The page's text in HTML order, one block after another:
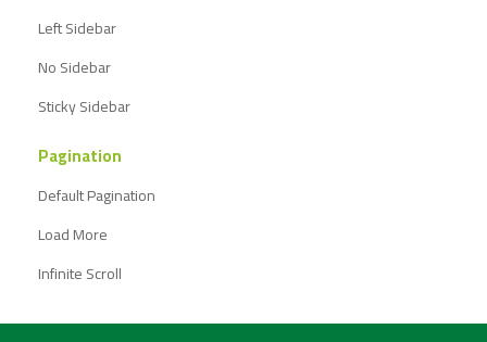
Left Sidebar
No Sidebar
Sticky Sidebar
Pagination
Default Pagination
Load More
Infinite Scroll